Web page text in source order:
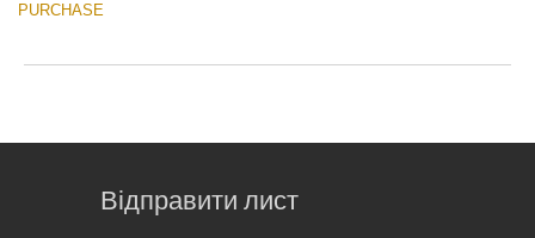
PURCHASE
Відправити лист